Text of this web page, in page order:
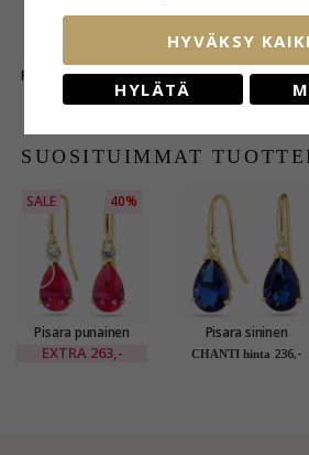
Pitkät pisara kristalli
korvarenkaat hopea
29,-
Pitkä Støvring
sydän korvarenkaat
hopea
24,-
SUOSITUIMMAT
SALE 40%
Pisara punainen
kultakorvakorut 14
EXTRA 263,-
Pisara sininen
kultakorvakorut 14
CHANTI hinta 236,-
HYVÄKSY
HYLÄTÄ